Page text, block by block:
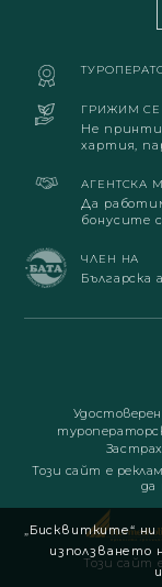
ГРИЖИМ СЕ
Не
хартия,
АГЕНТСКА
Да
бонусите
ЧЛЕН НА
Този сайт е
да
Този сайт
„Бисквитките“
използването